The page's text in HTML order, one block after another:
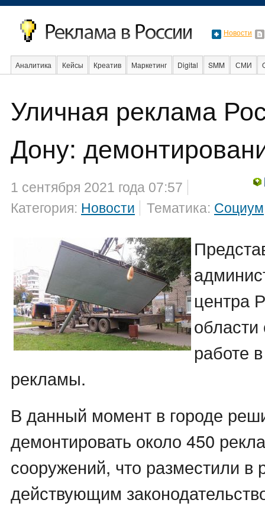
Новости
Аналитика Кейсы Креатив Маркетинг Digital SMM СМИ
События Event
Уличная реклама
Дону:
1 сентября 2021 года 07:57
Категория: Новости Тематика: Социум
центра
работе
рекламы.
В данный момент в городе
демонтировать около 450
сооружений, что разместили в
действующим